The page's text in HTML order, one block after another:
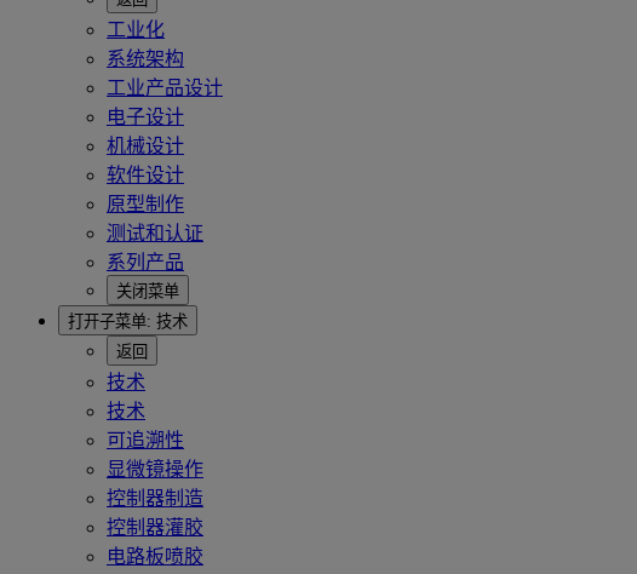
工业化
系统架构
工业产品设计
电子设计
机械设计
软件设计
原型制作
测试和认证
系列产品
关闭菜单
打开子菜单: 技术
返回
技术
技术
可追溯性
显微镜操作
控制器制造
控制器灌胶
电路板喷胶